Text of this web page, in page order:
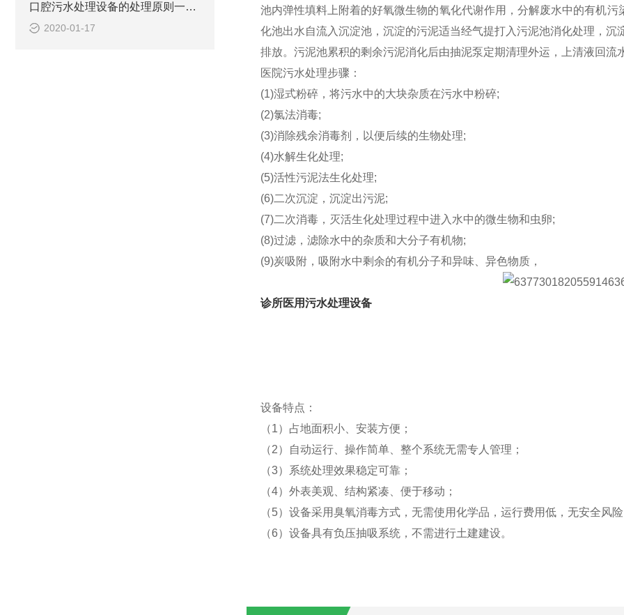
口腔污水处理设备的处理原则一项都不能忘！
2020-01-17
池内弹性填料上附着的好氧微生物的氧化代谢作用，分解废水中的有机
化池出水自流入沉淀池，沉淀的污泥适当经气提打入污泥池消化处理，
排放。污泥池累积的剩余污泥消化后由抽泥泵定期清理外运，上清液回流
医院污水处理步骤：
(1)湿式粉碎，将污水中的大块杂质在污水中粉碎;
(2)氯法消毒;
(3)消除残余消毒剂，以便后续的生物处理;
(4)水解生化处理;
(5)活性污泥法生化处理;
(6)二次沉淀，沉淀出污泥;
(7)二次消毒，灭活生化处理过程中进入水中的微生物和虫卵;
(8)过滤，滤除水中的杂质和大分子有机物;
(9)炭吸附，吸附水中剩余的有机分子和异味、异色物质，
诊所医用污水处理设备
设备特点：
（1）占地面积小、安装方便；
（2）自动运行、操作简单、整个系统无需专人管理；
（3）系统处理效果稳定可靠；
（4）外表美观、结构紧凑、便于移动；
（5）设备采用臭氧消毒方式，无需使用化学品，运行费用低，无安全风
（6）设备具有负压抽吸系统，不需进行土建建设。